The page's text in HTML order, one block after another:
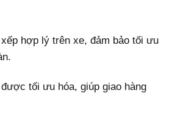
hợp lý trên xe, đảm bảo tối ưu
tối ưu hóa, giúp giao hàng